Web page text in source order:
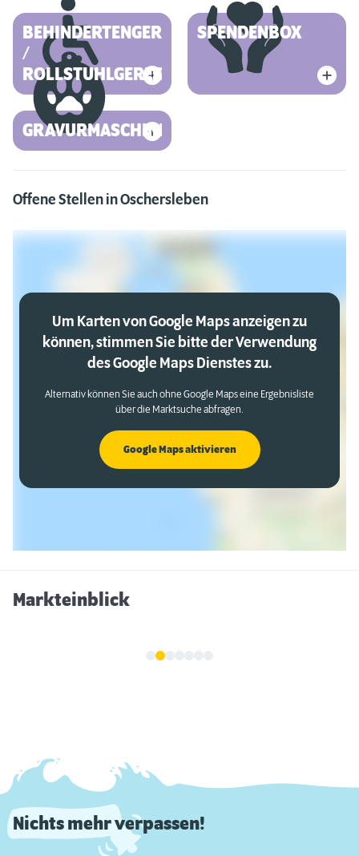
BEHINDERTENGERECHT
/
ROLLSTUHLGERECHT
SPENDENBOX
GRAVURMASCHINE
Offene Stellen in Oschersleben
Um Karten von Google Maps anzeigen zu
können, stimmen Sie bitte der Verwendung
des Google Maps Dienstes zu.
Alternativ können Sie auch ohne Google Maps eine Ergebnisliste
über die Marktsuche abfragen.
Google Maps aktivieren
Markteinblick
Nichts mehr verpassen!